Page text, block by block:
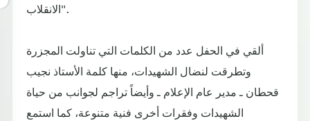
الانقلاب".
ألقي في الحفل عدد من الكلمات التي تناولت المجزرة
وتطرقت لنضال الشهيدات، منها كلمة الأستاذ نجيب
قحطان ـ مدير عام الإعلام ـ وأيضاً تراجم لجوانب من حياة
الشهيدات وفقرات أخرى فنية متنوعة، كما استمع